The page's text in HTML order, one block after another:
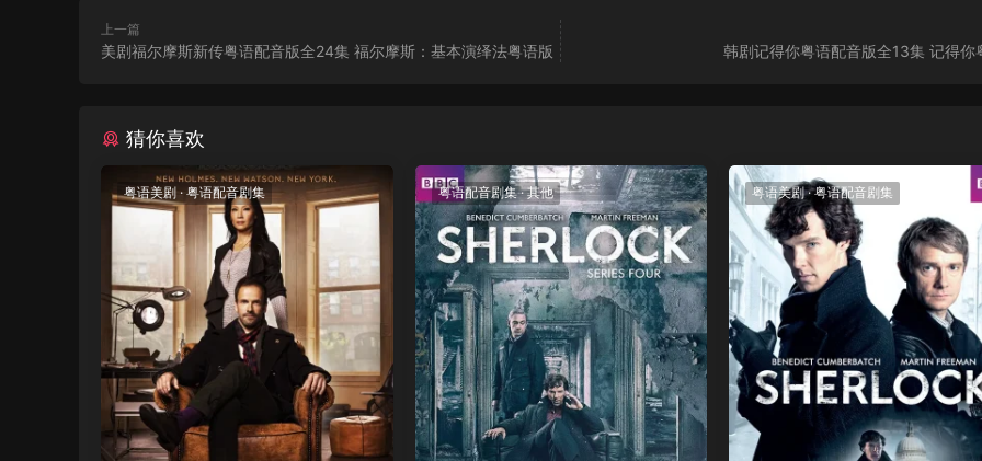
上一篇
美剧福尔摩斯新传粤语配音版全24集 福尔摩斯：基本演绎法粤语版 韩剧记得你粤语配音版全13集 记得你
猜你喜欢
粤语美剧· 粤语配音剧集 粤语配音剧集·其他 粤语美剧·粤语配音剧集